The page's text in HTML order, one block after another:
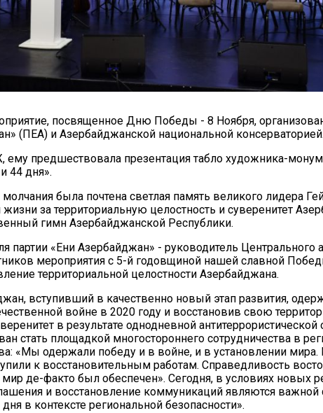
посвященное Дню Победы - 8 Ноября,
(ПЕА) и Азербайджанской национальной консерваторией.
предшествовала презентация табло художника-
44 дня».
была почтена светлая память великого лидера
за территориальную целостность и суверенитет
гимн Азербайджанской Республики.
партии «Ени Азербайджан» - руководитель Центрального
мероприятия с 5-й годовщиной нашей славной
территориальной целостности Азербайджана.
вступивший в качественно новый этап развития,
войне в 2020 году и восстановив свою
в результате однодневной
стать площадкой многостороннего сотрудничества в
«Мы одержали победу и в войне, и в установлении
к восстановительным работам. Справедливость
мир де-факто был обеспечен». Сегодня, в условиях новых
и восстановление коммуникаций являются
в контексте региональной безопасности».